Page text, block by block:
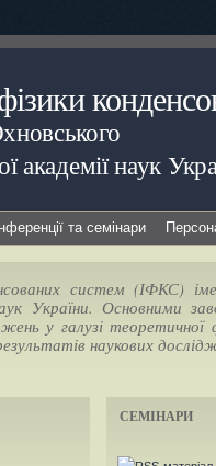
академії наук
та семінари
систем (ІФКС)
України. Основними
у галузі теоретичної
наукових
СЕМІНАРИ